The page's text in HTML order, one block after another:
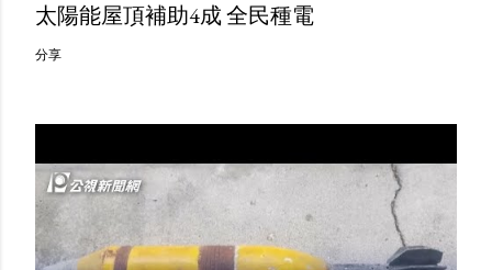
太陽能屋頂補助4成 全民種電
分享